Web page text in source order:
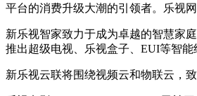
平台的消费升级大潮的引领者。乐视
新乐视智家致力于成为卓越的智慧家
推出超级电视、乐视盒子、EUI等智
新乐视云联将围绕视频云和物联云，